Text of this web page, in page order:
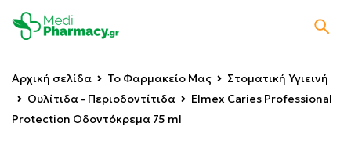
Αρχική σελίδα Το Φαρμακείο Μας
Στοματική Υγιεινή
Ουλίτιδα - Περιοδοντίτιδα
Elmex Caries Professional
Protection Οδοντόκρεμα 75 ml